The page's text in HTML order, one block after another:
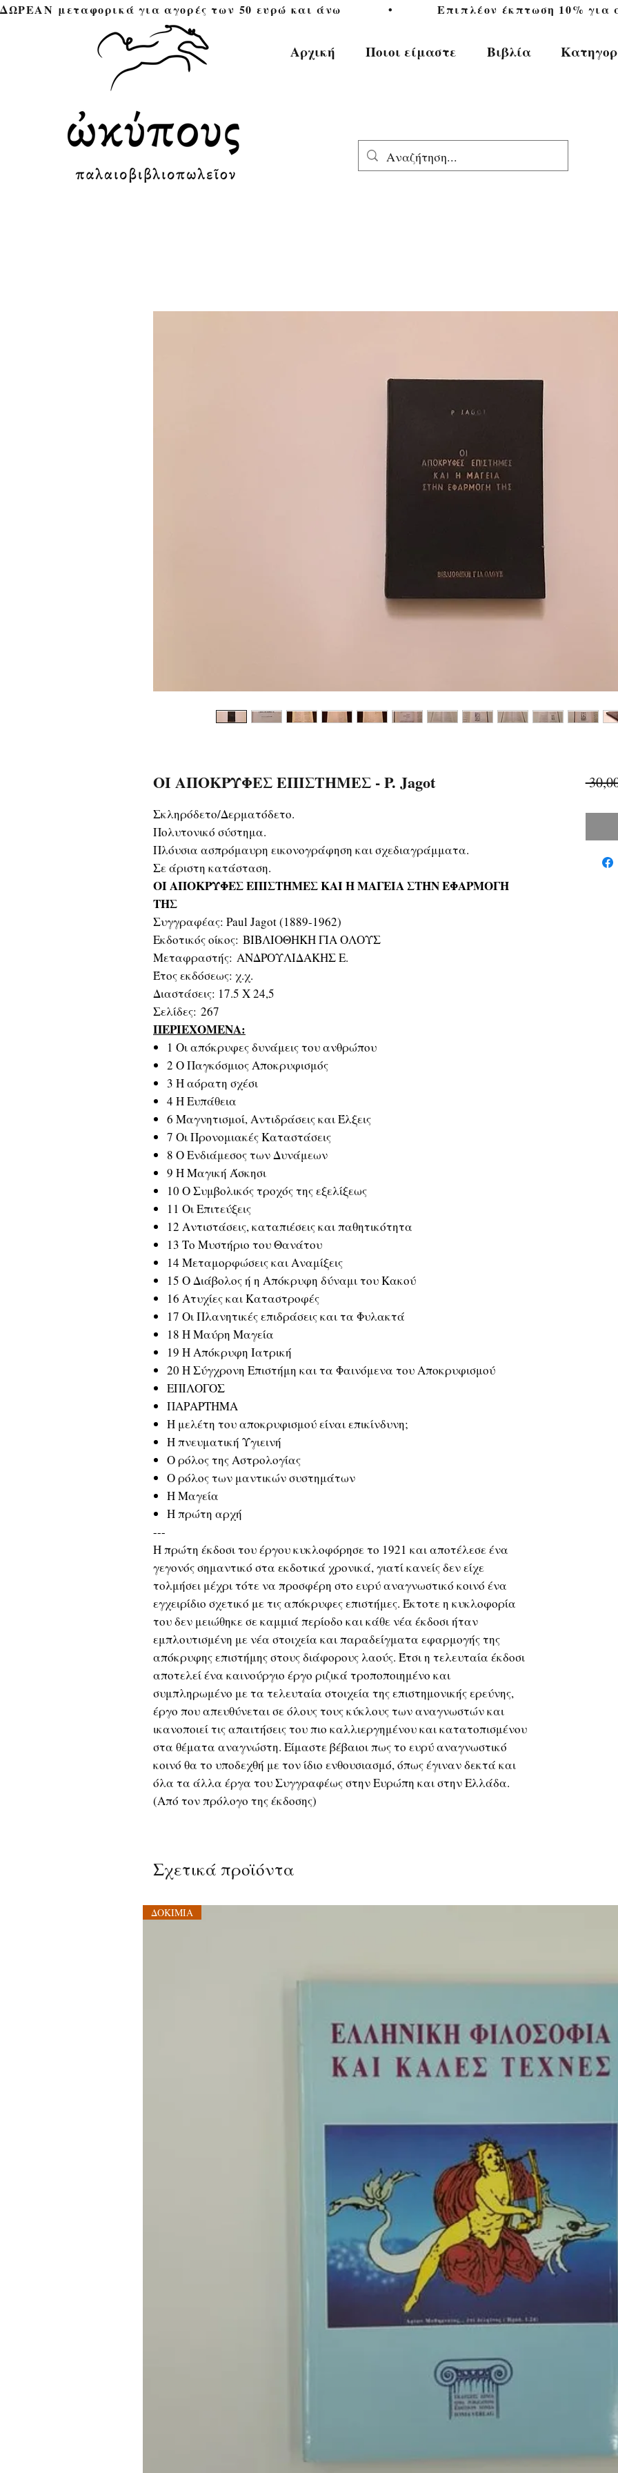
ΔΩΡΕΑΝ μεταφορικά για αγορές των 50 ευρώ και άνω            •           Επιπλέον έκπτωση 10%
Αρχική Ποιοι είμαστε Βιβλία
ΟΙ ΑΠΟΚΡΥΦΕΣ ΕΠΙΣΤΗΜΕΣ - P. Jagot
Σκληρόδετο/Δερματόδετο.
Πολυτονικό σύστημα.
Πλόυσια ασπρόμαυρη εικονογράφηση και σχεδιαγράμματα.
Σε άριστη κατάσταση.
ΟΙ ΑΠΟΚΡΥΦΕΣ ΕΠΙΣΤΗΜΕΣ ΚΑΙ Η ΜΑΓΕΙΑ ΣΤΗΝ ΕΦΑΡΜΟΓΗ
ΤΗΣ
Συγγραφέας: Paul Jagot (1889-1962)
Εκδοτικός οίκος: ΒΙΒΛΙΟΘΗΚΗ ΓΙΑ ΟΛΟΥΣ
Μεταφραστής: ΑΝΔΡΟΥΛΙΔΑΚΗΣ Ε.
Έτος εκδόσεως: χ.χ.
Διαστάσεις: 17.5 Χ 24,5
Σελίδες: 267
ΠΕΡΙΕΧΟΜΕΝΑ:
1 Οι απόκρυφες δυνάμεις του ανθρώπου
2 Ο Παγκόσμιος Αποκρυφισμός
3 Η αόρατη σχέσι
4 Η Ευπάθεια
6 Μαγνητισμοί, Αντιδράσεις και Έλξεις
7 Οι Προνομιακές Καταστάσεις
8 Ο Ενδιάμεσος των Δυνάμεων
9 Η Μαγική Άσκησι
10 Ο Συμβολικός τροχός της εξελίξεως
11 Οι Επιτεύξεις
12 Αντιστάσεις, καταπιέσεις και παθητικότητα
13 Το Μυστήριο του Θανάτου
14 Μεταμορφώσεις και Αναμίξεις
15 Ο Διάβολος ή η Απόκρυφη δύναμι του Κακού
16 Ατυχίες και Καταστροφές
17 Οι Πλανητικές επιδράσεις και τα Φυλακτά
18 Η Μαύρη Μαγεία
19 Η Απόκρυφη Ιατρική
20 Η Σύγχρονη Επιστήμη και τα Φαινόμενα του Αποκρυφισμού
ΕΠΙΛΟΓΟΣ
ΠΑΡΑΡΤΗΜΑ
Η μελέτη του αποκρυφισμού είναι επικίνδυνη;
Η πνευματική Υγιεινή
Ο ρόλος της Αστρολογίας
Ο ρόλος των μαντικών συστημάτων
Η Μαγεία
Η πρώτη αρχή
---
Η πρώτη έκδοσι του έργου κυκλοφόρησε το 1921 και αποτέλεσε ένα
γεγονός σημαντικό στα εκδοτικά χρονικά, γιατί κανείς δεν είχε
τολμήσει μέχρι τότε να προσφέρη στο ευρύ αναγνωστικό κοινό ένα
εγχειρίδιο σχετικό με τις απόκρυφες επιστήμες. Έκτοτε η κυκλοφορία
του δεν μειώθηκε σε καμμιά περίοδο και κάθε νέα έκδοσι ήταν
εμπλουτισμένη με νέα στοιχεία και παραδείγματα εφαρμογής της
απόκρυφης επιστήμης στους διάφορους λαούς. Έτσι η τελευταία έκδοσι
αποτελεί ένα καινούργιο έργο ριζικά τροποποιημένο και
συμπληρωμένο με τα τελευταία στοιχεία της επιστημονικής ερεύνης,
έργο που απευθύνεται σε όλους τους κύκλους των αναγνωστών και
ικανοποιεί τις απαιτήσεις του πιο καλλιεργημένου και κατατοπισμένου
στα θέματα αναγνώστη. Είμαστε βέβαιοι πως το ευρύ αναγνωστικό
κοινό θα το υποδεχθή με τον ίδιο ενθουσιασμό, όπως έγιναν δεκτά και
όλα τα άλλα έργα του Συγγραφέως στην Ευρώπη και στην Ελλάδα.
(Από τον πρόλογο της έκδοσης)
Σχετικά προϊόντα
ΔΟΚΙΜΙΑ